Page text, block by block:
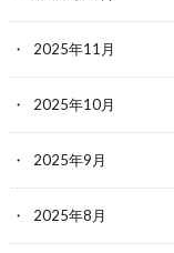
2025年11月
2025年10月
2025年9月
2025年8月